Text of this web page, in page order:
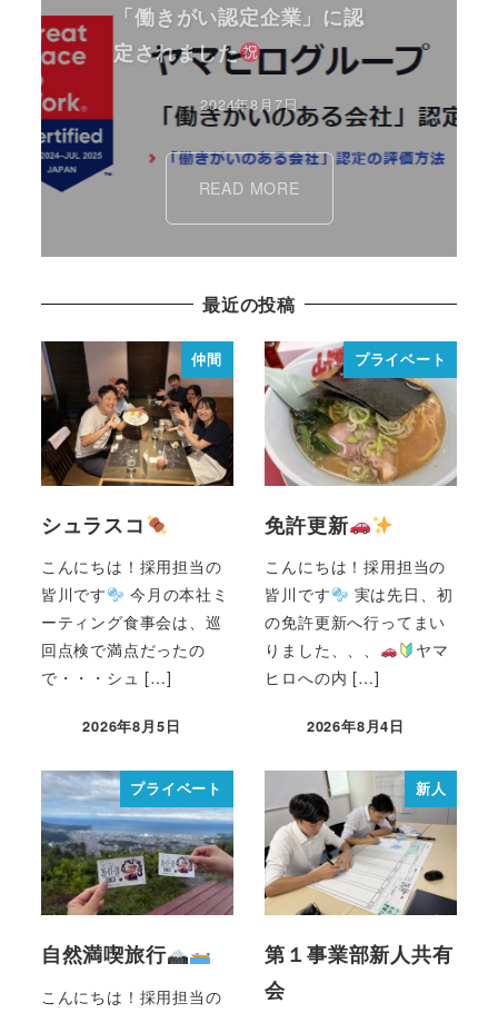
「働きがい認定企業」に認
定されました
2024年8月7日
READ MORE
最近の投稿
仲間
シュラスコ
こんにちは！採用担当の
皆川です
今月の本社ミ
ーティング食事会は、巡
回点検で満点だったの
で・・・シュ […]
2026年8月5日
プライベート
免許更新
こんにちは！採用担当の
皆川です
実は先日、初
の免許更新へ行ってまい
りました、、、
ヤマ
ヒロへの内 […]
2026年8月4日
プライベート
自然満喫旅行
こんにちは！採用担当の
新人
第１事業部新人共有
会